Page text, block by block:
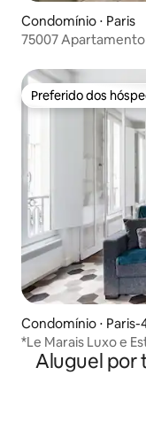
Condomínio ⋅ Paris
75007
Preferido dos
Preferido dos
Condomínio ⋅
*Le Marais Luxo e
Aluguel por